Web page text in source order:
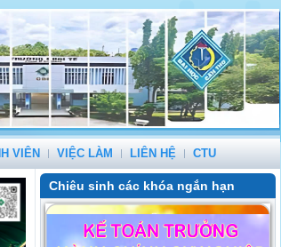
VIÊN VIỆC LÀM LIÊN HỆ CTU
Chiêu sinh các khóa ngắn hạn